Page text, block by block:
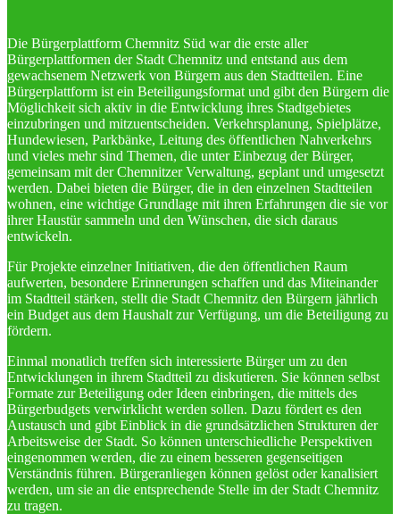
Die Bürgerplattform Chemnitz Süd war die erste aller
Bürgerplattformen der Stadt Chemnitz und entstand aus dem
gewachsenem Netzwerk von Bürgern aus den Stadtteilen. Eine
Bürgerplattform ist ein Beteiligungsformat und gibt den Bürgern die
Möglichkeit sich aktiv in die Entwicklung ihres Stadtgebietes
einzubringen und mitzuentscheiden. Verkehrsplanung, Spielplätze,
Hundewiesen, Parkbänke, Leitung des öffentlichen Nahverkehrs
und vieles mehr sind Themen, die unter Einbezug der Bürger,
gemeinsam mit der Chemnitzer Verwaltung, geplant und umgesetzt
werden. Dabei bieten die Bürger, die in den einzelnen Stadtteilen
wohnen, eine wichtige Grundlage mit ihren Erfahrungen die sie vor
ihrer Haustür sammeln und den Wünschen, die sich daraus
entwickeln.
Für Projekte einzelner Initiativen, die den öffentlichen Raum
aufwerten, besondere Erinnerungen schaffen und das Miteinander
im Stadtteil stärken, stellt die Stadt Chemnitz den Bürgern jährlich
ein Budget aus dem Haushalt zur Verfügung, um die Beteiligung zu
fördern.
Einmal monatlich treffen sich interessierte Bürger um zu den
Entwicklungen in ihrem Stadtteil zu diskutieren. Sie können selbst
Formate zur Beteiligung oder Ideen einbringen, die mittels des
Bürgerbudgets verwirklicht werden sollen. Dazu fördert es den
Austausch und gibt Einblick in die grundsätzlichen Strukturen der
Arbeitsweise der Stadt. So können unterschiedliche Perspektiven
eingenommen werden, die zu einem besseren gegenseitigen
Verständnis führen. Bürgeranliegen können gelöst oder kanalisiert
werden, um sie an die entsprechende Stelle im der Stadt Chemnitz
zu tragen.